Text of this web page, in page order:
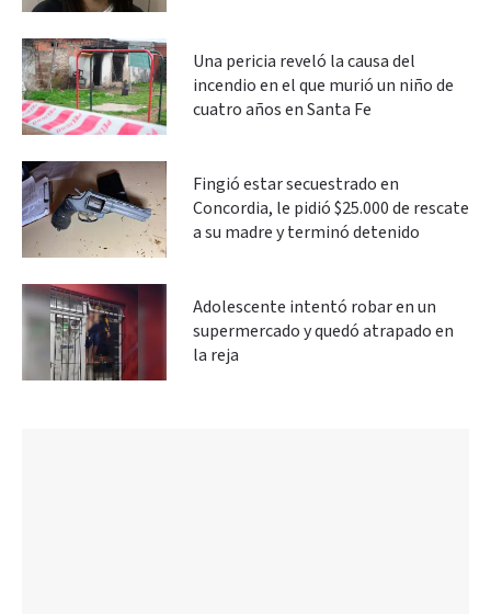
Una pericia reveló la causa del
incendio en el que murió un niño de
cuatro años en Santa Fe
Fingió estar secuestrado en
Concordia, le pidió $25.000 de rescate
a su madre y terminó detenido
Adolescente intentó robar en un
supermercado y quedó atrapado en
la reja